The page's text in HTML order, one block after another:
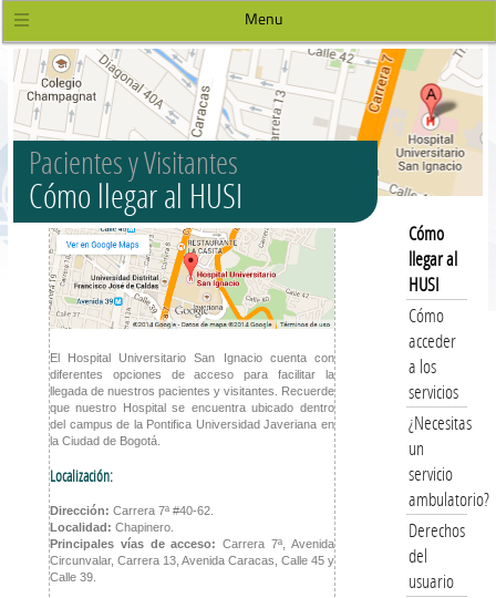
Menu
Pacientes y Visitantes
Cómo llegar al HUSI
El Hospital Universitario San Ignacio cuenta con
diferentes opciones de acceso para facilitar la
llegada de nuestros pacientes y visitantes. Recuerde
que nuestro Hospital se encuentra ubicado dentro
del campus de la Pontifica Universidad Javeriana en
la Ciudad de Bogotá.
Localización:
Dirección: Carrera 7ª #40-62.
Localidad: Chapinero.
Principales vías de acceso: Carrera 7ª, Avenida
Circunvalar, Carrera 13, Avenida Caracas, Calle 45 y
Calle 39.
Cómo
llegar al
HUSI
Cómo
acceder
a los
servicios
¿Necesitas
un
servicio
ambulatorio?
Derechos
del
usuario